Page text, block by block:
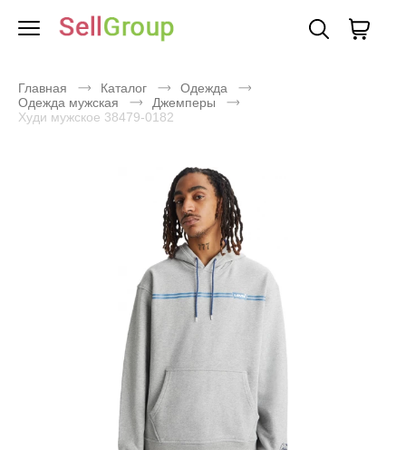
Главная Каталог
Одежда
Одежда мужская
Джемперы
Худи мужское 38479-0182